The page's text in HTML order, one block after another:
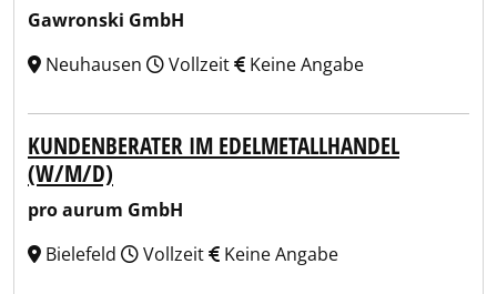
Gawronski GmbH
Neuhausen
Vollzeit Keine Angabe
KUNDENBERATER IM EDELMETALLHANDEL
(W/M/D)
pro aurum GmbH
Bielefeld
Vollzeit Keine Angabe